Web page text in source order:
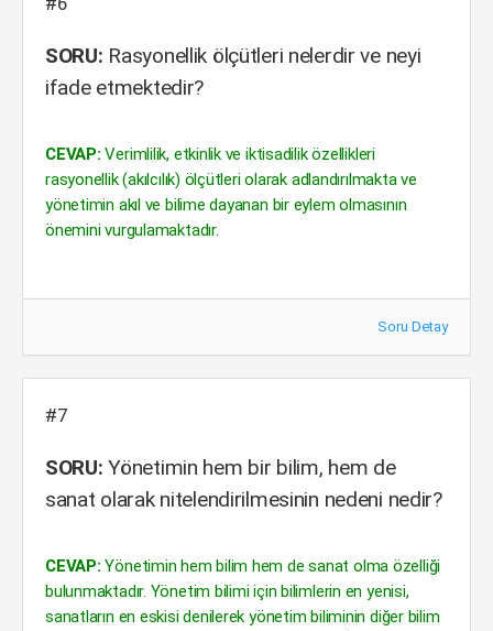
SORU: Rasyonellik ölçütleri nelerdir ve neyi
ifade etmektedir?
CEVAP: Verimlilik, etkinlik ve iktisadilik özellikleri
rasyonellik (akılcılık) ölçütleri olarak adlandırılmakta ve
yönetimin akıl ve bilime dayanan bir eylem olmasının
önemini vurgulamaktadır.
Soru Detay
#7
SORU: Yönetimin hem bir bilim, hem de
sanat olarak nitelendirilmesinin nedeni nedir?
CEVAP: Yönetimin hem bilim hem de sanat olma özelliği
bulunmaktadır. Yönetim bilimi için bilimlerin en yenisi,
sanatların en eskisi denilerek yönetim biliminin diğer bilim